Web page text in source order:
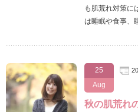
も肌荒れ対策に
は睡眠や食事、
25
Aug
秋の肌荒れ